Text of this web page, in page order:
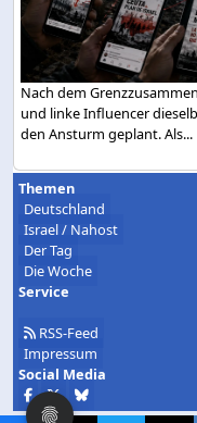
Nach dem
und linke Influencer
den Ansturm geplant. Als...
Themen
Deutschland
Israel / Nahost
Der Tag
Die Woche
Service
RSS-Feed
Impressum
Social Media